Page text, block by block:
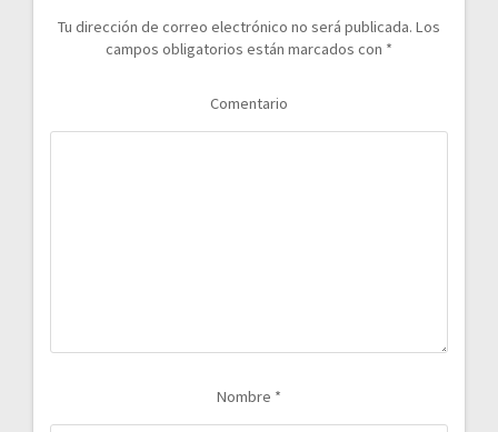
Tu dirección de correo electrónico no será publicada. Los
campos obligatorios están marcados con *
Comentario
Nombre *